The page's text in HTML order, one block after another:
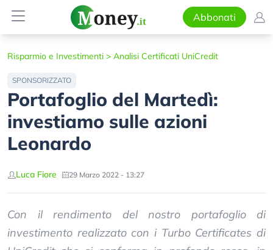
Abbonati
Risparmio e Investimenti > Analisi Certificati UniCredit
SPONSORIZZATO
Portafoglio del Martedì:
investiamo sulle azioni
Leonardo
Luca Fiore 29 Marzo 2022 - 13:27
Con il rendimento del nostro portafoglio di
investimento realizzato con i Turbo Certificates di